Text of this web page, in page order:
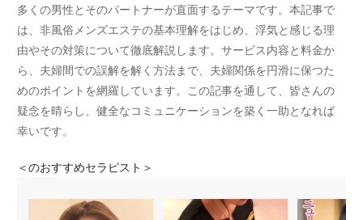
多くの男性とそのパートナーが直面するテーマです。本記事で
は、非風俗メンズエステの基本理解をはじめ、浮気と感じる理
由やその対策について徹底解説します。サービス内容と料金か
ら、夫婦間での誤解を解く方法まで、夫婦関係を円滑に保つた
めのポイントを網羅しています。この記事を通して、皆さんの
疑念を晴らし、健全なコミュニケーションを築く一助となれば
幸いです。
＜のおすすめセラピスト＞